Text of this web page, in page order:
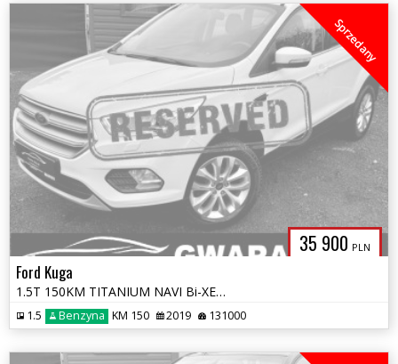
35 900 PLN
Sprzedany
Ford Kuga
1.5T 150KM TITANIUM NAVI Bi-XENON LED 2xPDC Grz.Fotele+Kierownica
1.5 Benzyna KM 150 2019 131000